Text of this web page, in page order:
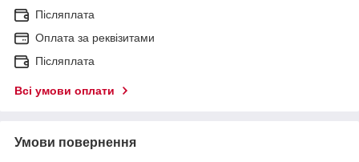
Післяплата
Оплата за реквізитами
Післяплата
Всі умови оплати
Умови повернення